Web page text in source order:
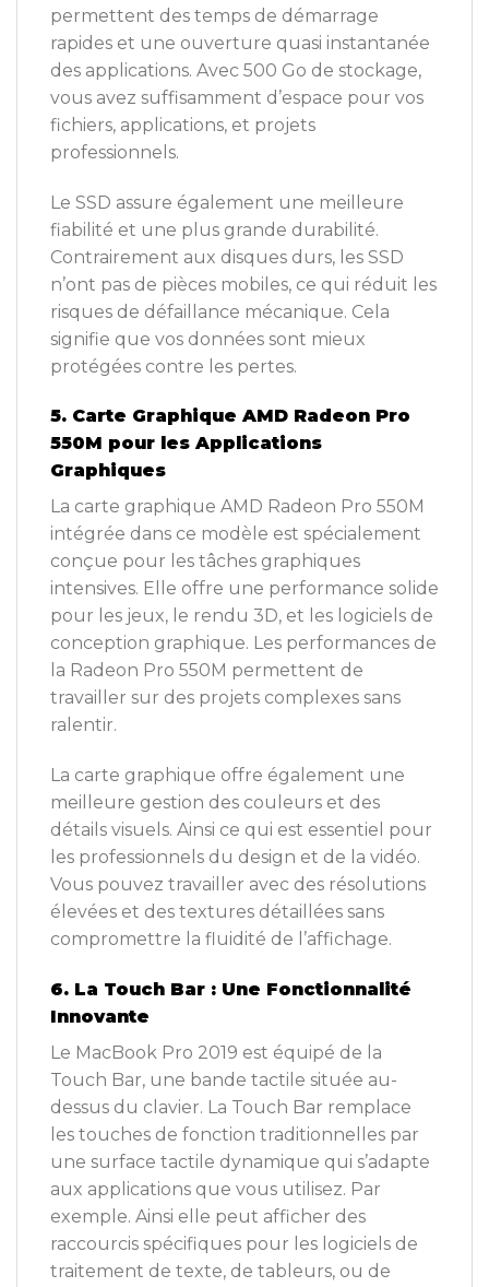
permettent des temps de démarrage
rapides et une ouverture quasi instantanée
des applications. Avec 500 Go de stockage,
vous avez suffisamment d’espace pour vos
fichiers, applications, et projets
professionnels.
Le SSD assure également une meilleure
fiabilité et une plus grande durabilité.
Contrairement aux disques durs, les SSD
n’ont pas de pièces mobiles, ce qui réduit les
risques de défaillance mécanique. Cela
signifie que vos données sont mieux
protégées contre les pertes.
5. Carte Graphique AMD Radeon Pro
550M pour les Applications
Graphiques
La carte graphique AMD Radeon Pro 550M
intégrée dans ce modèle est spécialement
conçue pour les tâches graphiques
intensives. Elle offre une performance solide
pour les jeux, le rendu 3D, et les logiciels de
conception graphique. Les performances de
la Radeon Pro 550M permettent de
travailler sur des projets complexes sans
ralentir.
La carte graphique offre également une
meilleure gestion des couleurs et des
détails visuels. Ainsi ce qui est essentiel pour
les professionnels du design et de la vidéo.
Vous pouvez travailler avec des résolutions
élevées et des textures détaillées sans
compromettre la fluidité de l’affichage.
6. La Touch Bar : Une Fonctionnalité
Innovante
Le MacBook Pro 2019 est équipé de la
Touch Bar, une bande tactile située au-
dessus du clavier. La Touch Bar remplace
les touches de fonction traditionnelles par
une surface tactile dynamique qui s’adapte
aux applications que vous utilisez. Par
exemple. Ainsi elle peut afficher des
raccourcis spécifiques pour les logiciels de
traitement de texte, de tableurs, ou de